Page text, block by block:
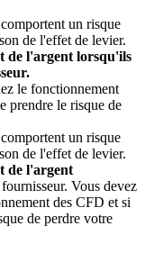
un risque
de l'effet de levier.
de l'argent lorsqu'ils
le fonctionnement
prendre le risque de
un risque
de l'effet de levier.
de l'argent
Vous devez
des CFD et si
de perdre votre